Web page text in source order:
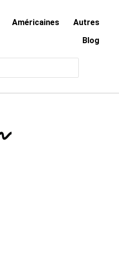
Américaines
Autres
Blog